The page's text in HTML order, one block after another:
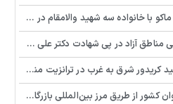
سه شهید والامقام در دومین روز از سال جدید
آزاد در پی شهادت دکتر علی لاریجانی
کریدور شرق به غرب در ترانزیت منطقه‌ای
بین‌المللی بازرگان در منطقه آزاد ماکو وارد میهن شدند